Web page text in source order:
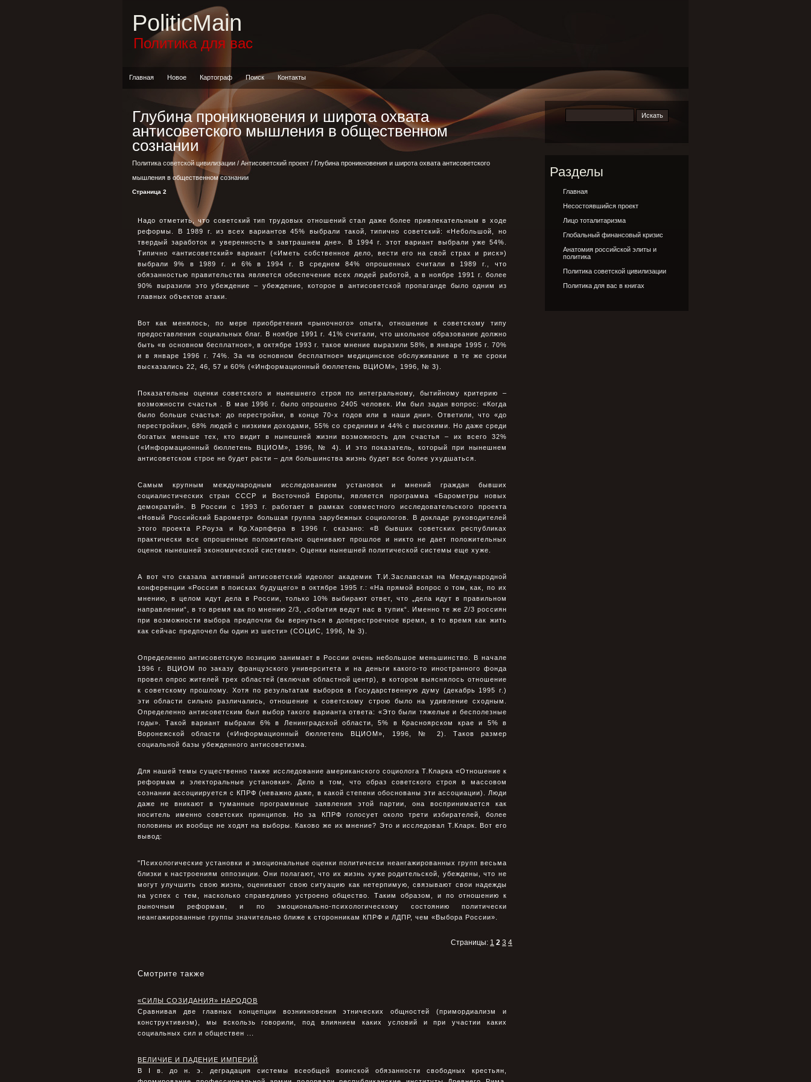
PoliticMain
Политика для вас
Главная Новое Картограф Поиск Контакты
Глубина проникновения и широта охвата
антисоветского мышления в общественном
сознании
Политика советской цивилизации / Антисоветский проект / Глубина проникновения и широта охвата антисоветского
мышления в общественном сознании
Страница 2
Надо отметить, что советский тип трудовых отношений стал даже более привлекательным в ходе
реформы. В 1989 г. из всех вариантов 45% выбрали такой, типично советский: «Небольшой, но
твердый заработок и уверенность в завтрашнем дне». В 1994 г. этот вариант выбрали уже 54%.
Типично «антисоветский» вариант («Иметь собственное дело, вести его на свой страх и риск»)
выбрали 9% в 1989 г. и 6% в 1994 г. В среднем 84% опрошенных считали в 1989 г., что
обязанностью правительства является обеспечение всех людей работой, а в ноябре 1991 г. более
90% выразили это убеждение – убеждение, которое в антисоветской пропаганде было одним из
главных объектов атаки.
Вот как менялось, по мере приобретения «рыночного» опыта, отношение к советскому типу
предоставления социальных благ. В ноябре 1991 г. 41% считали, что школьное образование должно
быть «в основном бесплатное», в октябре 1993 г. такое мнение выразили 58%, в январе 1995 г. 70%
и в январе 1996 г. 74%. За «в основном бесплатное» медицинское обслуживание в те же сроки
высказались 22, 46, 57 и 60% («Информационный бюллетень ВЦИОМ», 1996, № 3).
Показательны оценки советского и нынешнего строя по интегральному, бытийному критерию –
возможности счастья . В мае 1996 г. было опрошено 2405 человек. Им был задан вопрос: «Когда
было больше счастья: до перестройки, в конце 70-х годов или в наши дни». Ответили, что «до
перестройки», 68% людей с низкими доходами, 55% со средними и 44% с высокими. Но даже среди
богатых меньше тех, кто видит в нынешней жизни возможность для счастья – их всего 32%
(«Информационный бюллетень ВЦИОМ», 1996, № 4). И это показатель, который при нынешнем
антисоветском строе не будет расти – для большинства жизнь будет все более ухудшаться.
Самым крупным международным исследованием установок и мнений граждан бывших
социалистических стран СССР и Восточной Европы, является программа «Барометры новых
демократий». В России с 1993 г. работает в рамках совместного исследовательского проекта
«Новый Российский Барометр» большая группа зарубежных социологов. В докладе руководителей
этого проекта Р.Роуза и Кр.Харпфера в 1996 г. сказано: «В бывших советских республиках
практически все опрошенные положительно оценивают прошлое и никто не дает положительных
оценок нынешней экономической системе». Оценки нынешней политической системы еще хуже.
А вот что сказала активный антисоветский идеолог академик Т.И.Заславская на Международной
конференции «Россия в поисках будущего» в октябре 1995 г.: «На прямой вопрос о том, как, по их
мнению, в целом идут дела в России, только 10% выбирают ответ, что „дела идут в правильном
направлении“, в то время как по мнению 2/3, „события ведут нас в тупик“. Именно те же 2/3 россиян
при возможности выбора предпочли бы вернуться в доперестроечное время, в то время как жить
как сейчас предпочел бы один из шести» (СОЦИС, 1996, № 3).
Определенно антисоветскую позицию занимает в России очень небольшое меньшинство. В начале
1996 г. ВЦИОМ по заказу французского университета и на деньги какого-то иностранного фонда
провел опрос жителей трех областей (включая областной центр), в котором выяснялось отношение
к советскому прошлому. Хотя по результатам выборов в Государственную думу (декабрь 1995 г.)
эти области сильно различались, отношение к советскому строю было на удивление сходным.
Определенно антисоветским был выбор такого варианта ответа: «Это были тяжелые и бесполезные
годы». Такой вариант выбрали 6% в Ленинградской области, 5% в Красноярском крае и 5% в
Воронежской области («Информационный бюллетень ВЦИОМ», 1996, № 2). Таков размер
социальной базы убежденного антисоветизма.
Для нашей темы существенно также исследование американского социолога Т.Кларка «Отношение к
реформам и электоральные установки». Дело в том, что образ советского строя в массовом
сознании ассоциируется с КПРФ (неважно даже, в какой степени обоснованы эти ассоциации). Люди
даже не вникают в туманные программные заявления этой партии, она воспринимается как
носитель именно советских принципов. Но за КПРФ голосует около трети избирателей, более
половины их вообще не ходят на выборы. Каково же их мнение? Это и исследовал Т.Кларк. Вот его
вывод:
"Психологические установки и эмоциональные оценки политически неангажированных групп весьма
близки к настроениям оппозиции. Они полагают, что их жизнь хуже родительской, убеждены, что не
могут улучшить свою жизнь, оценивают свою ситуацию как нетерпимую, связывают свои надежды
на успех с тем, насколько справедливо устроено общество. Таким образом, и по отношению к
рыночным реформам, и по эмоционально-психологическому состоянию политически
неангажированные группы значительно ближе к сторонникам КПРФ и ЛДПР, чем «Выбора России».
Страницы: 1 2 3 4
Смотрите также
«СИЛЫ СОЗИДАНИЯ» НАРОДОВ
Сравнивая две главных концепции возникновения этнических общностей (примордиализм и
конструктивизм), мы вскользь говорили, под влиянием каких условий и при участии каких
социальных сил и обществен ...
ВЕЛИЧИЕ И ПАДЕНИЕ ИМПЕРИЙ
В I в. до н. э. деградация системы всеобщей воинской обязанности свободных крестьян,
Разделы
Главная
Несостоявшийся проект
Лицо тоталитаризма
Глобальный финансовый кризис
Анатомия российской элиты и
политика
Политика советской цивилизации
Политика для вас в книгах